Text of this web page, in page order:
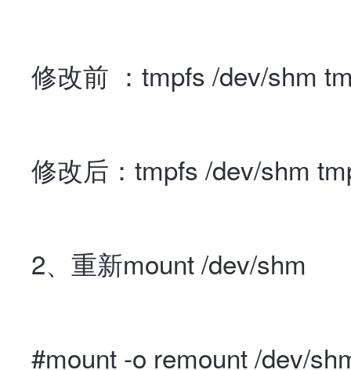
修改前 ：tmpfs /dev/shm
修改后：tmpfs /dev/shm
2、重新mount /dev/shm
#mount -o remount /dev/